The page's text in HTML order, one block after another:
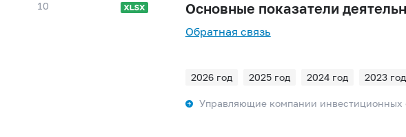
10 Основные показатели
Обратная связь
2026 год 2025 год 2024 год 2023 год
2018 год
Управляющие компании инвестиционных